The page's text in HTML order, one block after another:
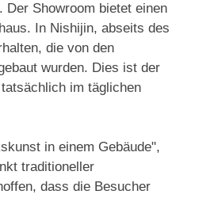
Der Showroom bietet einen
In Nishijin, abseits des
die von den
wurden. Dies ist der
im täglichen
in einem Gebäude",
traditioneller
dass die Besucher